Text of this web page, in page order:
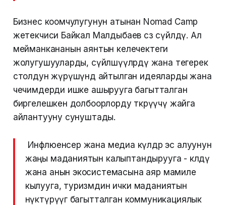
Бизнес коомчулугунун атынан Nomad Camp
жетекчиси Байкал Малдыбаев сөз сүйлөдү. Ал
мейманкананын аянтын келечектеги
жолугушууларды, сүйлөшүүлөрдү жана тегерек
столдун жүрүшүндө айтылган идеяларды жана
чечимдерди ишке ашырууга багытталган
биргелешкен долбоорлорду өткөрүүчү жайга
айлантууну сунуштады.
Инфлюенсер жана медиа өкүлдөр эс алуунун
жаңы маданиятын калыптандырууга - көлдү
жана анын экосистемасына аяр мамиле
кылууга, туризмдин ички маданиятын
өнүктүрүүгө багытталган коммуникациялык